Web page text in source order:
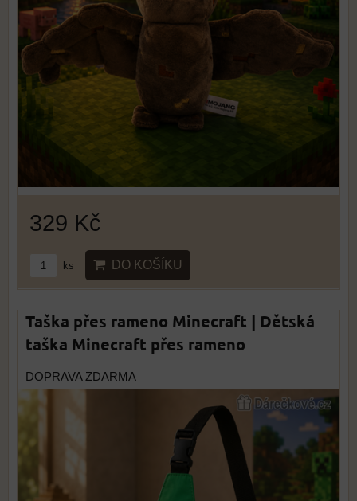
329 Kč
ks DO KOŠÍKU
Taška přes rameno Minecraft | Dětská
taška Minecraft přes rameno
DOPRAVA ZDARMA